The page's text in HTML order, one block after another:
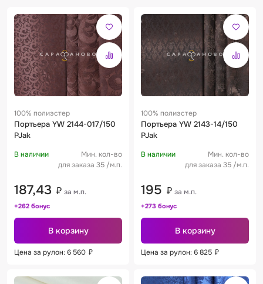
100% полиэстер
Портьера YW 2144-017/150
PJak
В наличии
Мин. кол-во
для заказа 35 /м.п.
187,43 ₽ за м.п.
+262 бонус
В корзину
Цена за рулон: 6 560 ₽
100% полиэстер
Портьера YW 2143-14/150
PJak
В наличии
Мин. кол-во
для заказа 35 /м.п.
195 ₽ за м.п.
+273 бонус
В корзину
Цена за рулон: 6 825 ₽